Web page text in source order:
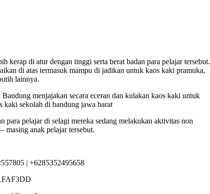
kerap di atur dengan tinggi serta berat badan para pelajar tersebut.
di atas termasuk mampu di jadikan untuk kaos kaki pramuka,
lainnya.
menjajakan secara eceran dan kulakan kaos kaki untuk
kaki sekolah di bandung jawa barat
pelajar di selagi mereka sedang melakukan aktivitas non
masing anak pelajar tersebut.
| +6285352495658